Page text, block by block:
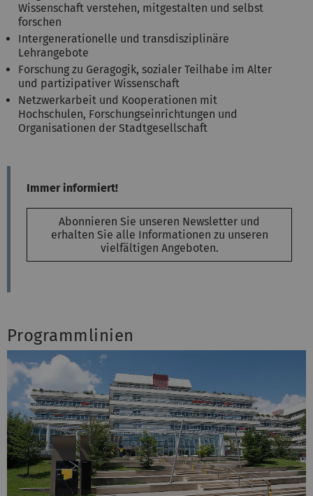
Wissenschaft verstehen, mitgestalten und selbst
forschen
Intergenerationelle und transdisziplinäre
Lehrangebote
Forschung zu Geragogik, sozialer Teilhabe im Alter
und partizipativer Wissenschaft
Netzwerkarbeit und Kooperationen mit
Hochschulen, Forschungseinrichtungen und
Organisationen der Stadtgesellschaft
Immer informiert!
Abonnieren Sie unseren Newsletter und
erhalten Sie alle Informationen zu unseren
vielfältigen Angeboten.
Programmlinien